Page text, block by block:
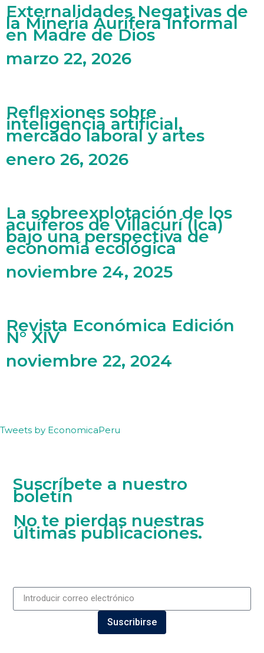
Externalidades Negativas de
la Minería Aurífera Informal
en Madre de Dios
marzo 22, 2026
Reflexiones sobre
inteligencia artificial,
mercado laboral y artes
enero 26, 2026
La sobreexplotación de los
acuíferos de Villacurí (Ica)
bajo una perspectiva de
economía ecológica
noviembre 24, 2025
Revista Económica Edición
N° XIV
noviembre 22, 2024
Tweets by EconomicaPeru
Suscríbete a nuestro
boletín
No te pierdas nuestras
últimas publicaciones.
Suscribirse